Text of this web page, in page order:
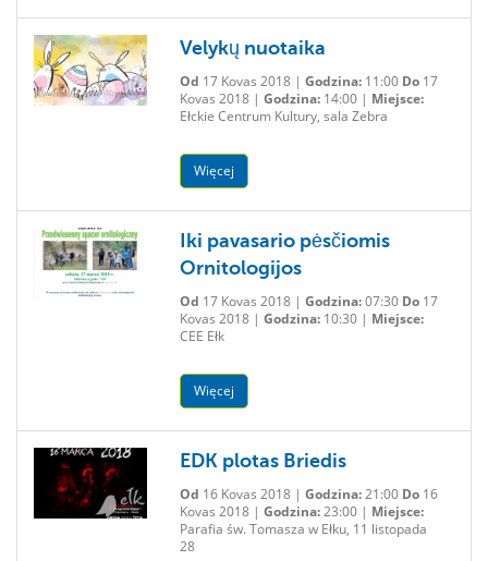
Velykų nuotaika
Od 17 Kovas 2018 | Godzina:11:00 Do17
Kovas 2018 | Godzina:14:00 | Miejsce:
Ełckie Centrum Kultury, sala Zebra
Więcej
Iki pavasario pėsčiomis
Ornitologijos
Od 17 Kovas 2018 | Godzina:07:30 Do17
Kovas 2018 | Godzina:10:30 | Miejsce:
CEE Ełk
Więcej
EDK plotas Briedis
Od 16 Kovas 2018 | Godzina:21:00 Do16
Kovas 2018 | Godzina:23:00 | Miejsce:
Parafia św. Tomasza w Ełku, 11 listopada
28